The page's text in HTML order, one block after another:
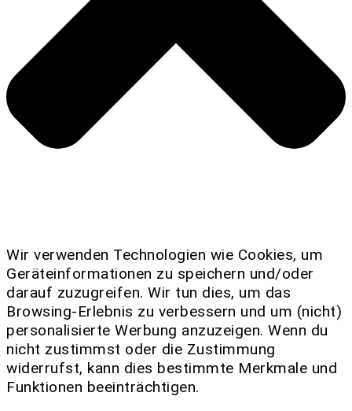
Wir verwenden Technologien wie Cookies, um
Geräteinformationen zu speichern und/oder
darauf zuzugreifen. Wir tun dies, um das
Browsing-Erlebnis zu verbessern und um (nicht)
personalisierte Werbung anzuzeigen. Wenn du
nicht zustimmst oder die Zustimmung
widerrufst, kann dies bestimmte Merkmale und
Funktionen beeinträchtigen.